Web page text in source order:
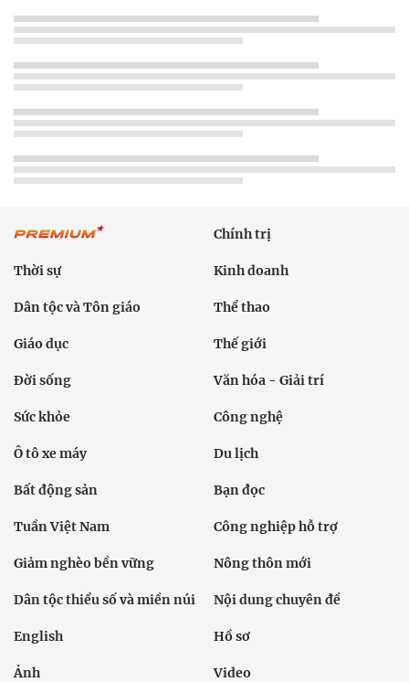
Chính trị
Thời sự Kinh doanh
Dân tộc và Tôn giáo Thể thao
Giáo dục Thế giới
Đời sống Văn hóa - Giải trí
Sức khỏe Công nghệ
Ô tô xe máy Du lịch
Bất động sản Bạn đọc
Tuần Việt Nam Công nghiệp hỗ trợ
Giảm nghèo bền vững Nông thôn mới
Dân tộc thiểu số và miền núi Nội dung chuyên đề
English Hồ sơ
Ảnh Video